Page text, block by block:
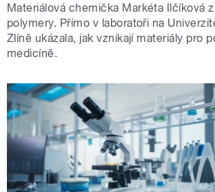
Materiálová chemička Markéta Ilčíková
polymery. Přímo v laboratoři na
Zlíně ukázala, jak vznikají materiály pro
medicíně.